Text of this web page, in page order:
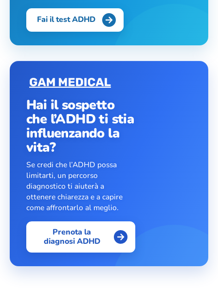
Fai il test ADHD
Hai il sospetto
che l’ADHD ti stia
influenzando la
vita?
Se credi che l’ADHD possa
limitarti, un percorso
diagnostico ti aiuterà a
ottenere chiarezza e a capire
come affrontarlo al meglio.
Prenota la
diagnosi ADHD